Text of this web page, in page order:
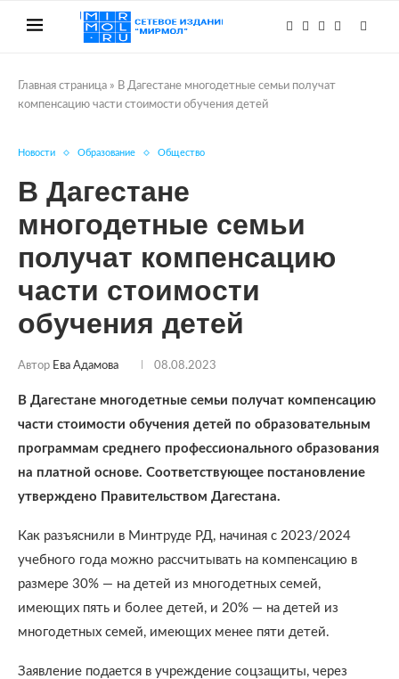
Главная страница » В Дагестане многодетные семьи получат
компенсацию части стоимости обучения детей
Новости Образование Общество
В Дагестане
многодетные семьи
получат компенсацию
части стоимости
обучения детей
Автор Ева Адамова 08.08.2023
В Дагестане многодетные семьи получат компенсацию
части стоимости обучения детей по образовательным
программам среднего профессионального образования
на платной основе. Соответствующее постановление
утверждено Правительством Дагестана.
Как разъяснили в Минтруде РД, начиная с 2023/2024
учебного года можно рассчитывать на компенсацию в
размере 30% — на детей из многодетных семей,
имеющих пять и более детей, и 20% — на детей из
многодетных семей, имеющих менее пяти детей.
Заявление подается в учреждение соцзащиты, через